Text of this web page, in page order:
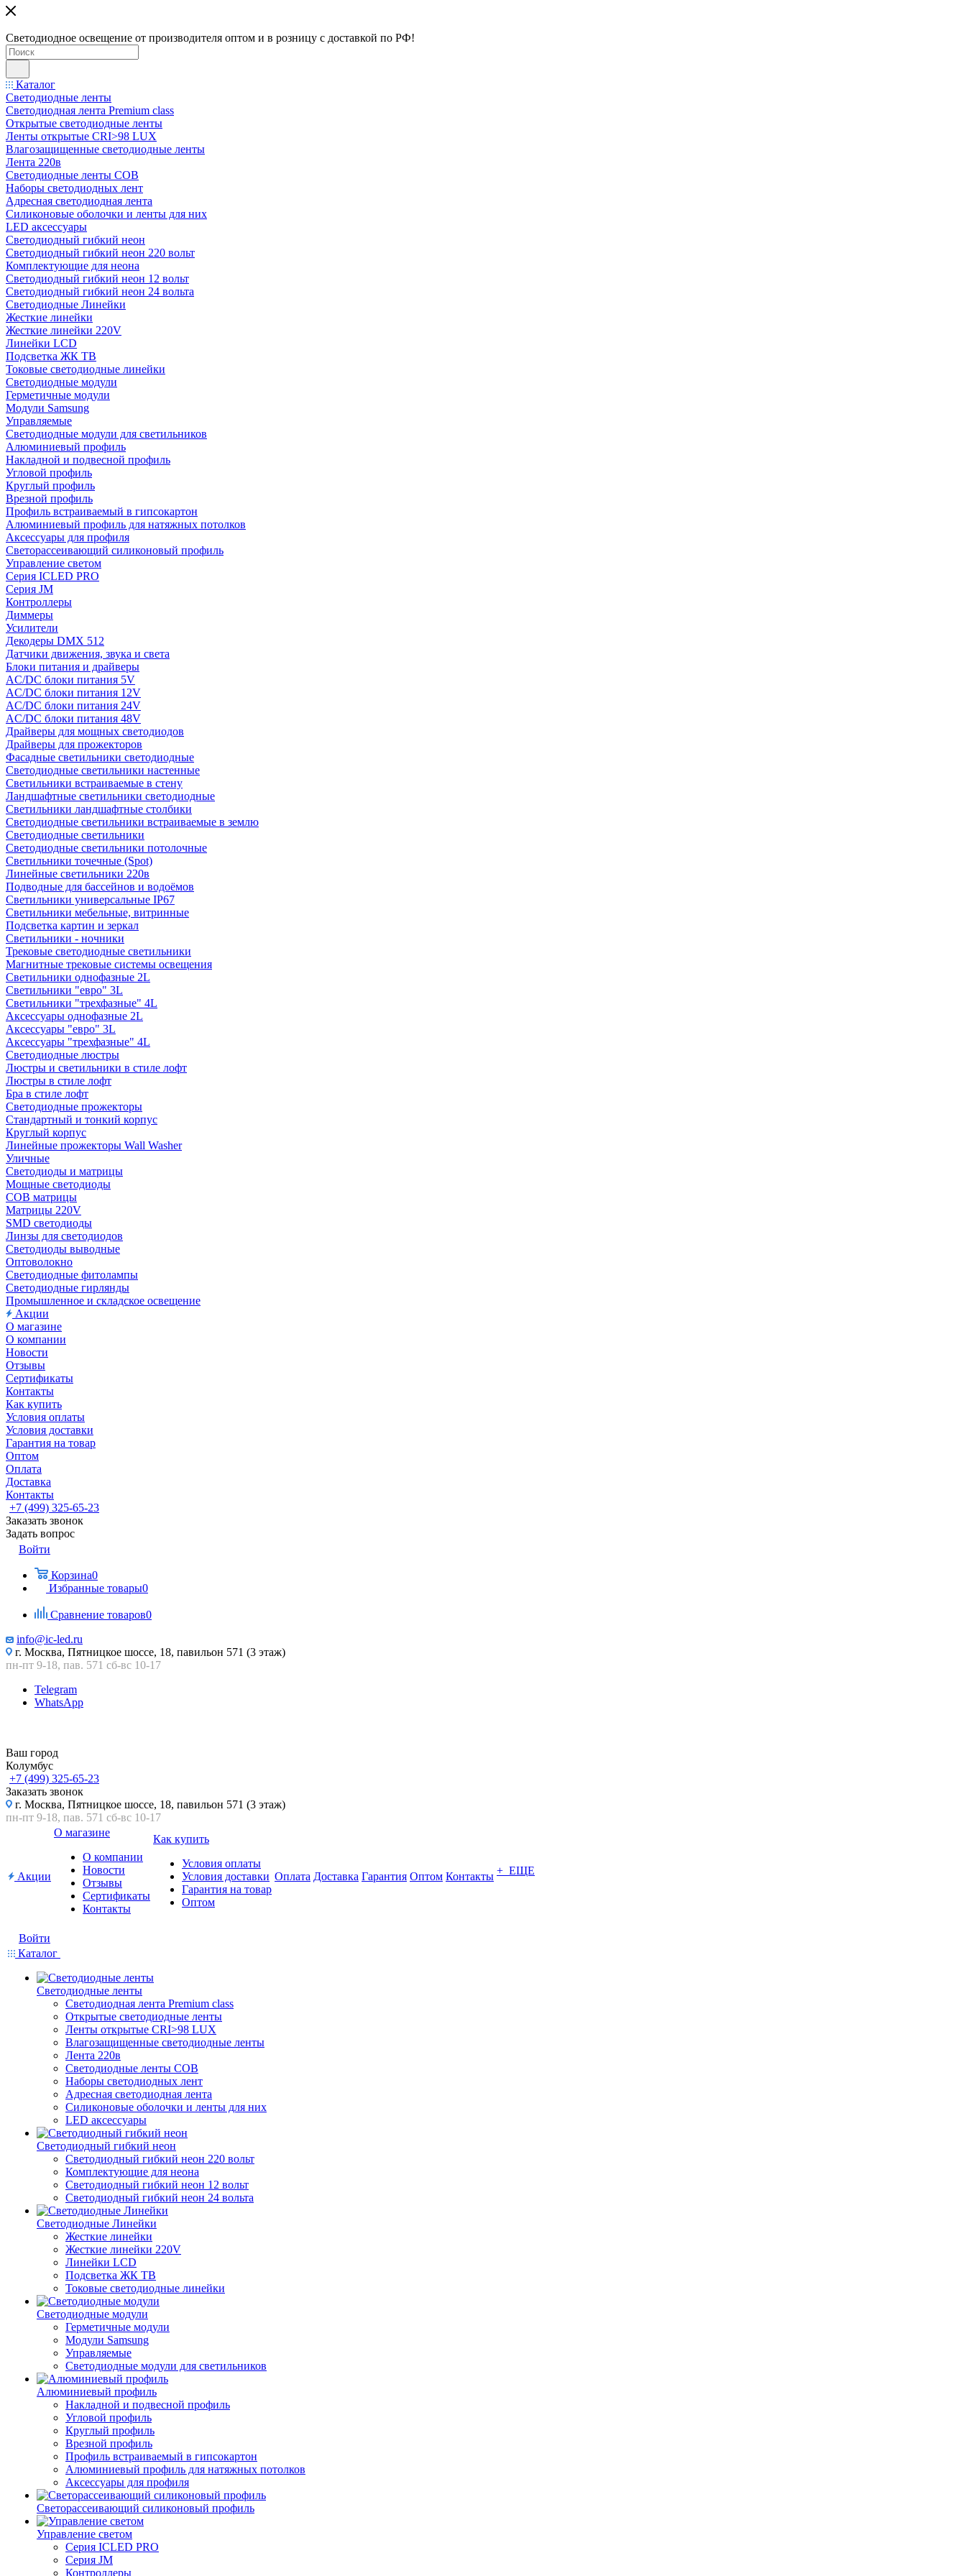
Светодиодное освещение от производителя оптом и в розницу с доставкой по РФ!
Каталог
Светодиодные ленты
Светодиодная лента Premium class
Открытые светодиодные ленты
Ленты открытые CRI>98 LUX
Влагозащищенные светодиодные ленты
Лента 220в
Светодиодные ленты COB
Наборы светодиодных лент
Адресная светодиодная лента
Силиконовые оболочки и ленты для них
LED аксессуары
Светодиодный гибкий неон
Светодиодный гибкий неон 220 вольт
Комплектующие для неона
Светодиодный гибкий неон 12 вольт
Светодиодный гибкий неон 24 вольта
Светодиодные Линейки
Жесткие линейки
Жесткие линейки 220V
Линейки LCD
Подсветка ЖК ТВ
Токовые светодиодные линейки
Светодиодные модули
Герметичные модули
Модули Samsung
Управляемые
Светодиодные модули для светильников
Алюминиевый профиль
Накладной и подвесной профиль
Угловой профиль
Круглый профиль
Врезной профиль
Профиль встраиваемый в гипсокартон
Алюминиевый профиль для натяжных потолков
Аксессуары для профиля
Светорассеивающий силиконовый профиль
Управление светом
Серия ICLED PRO
Серия JM
Контроллеры
Диммеры
Усилители
Декодеры DMX 512
Датчики движения, звука и света
Блоки питания и драйверы
AC/DC блоки питания 5V
AC/DC блоки питания 12V
AC/DC блоки питания 24V
AC/DC блоки питания 48V
Драйверы для мощных светодиодов
Драйверы для прожекторов
Фасадные светильники светодиодные
Светодиодные светильники настенные
Светильники встраиваемые в стену
Ландшафтные светильники светодиодные
Светильники ландшафтные столбики
Светодиодные светильники встраиваемые в землю
Светодиодные светильники
Светодиодные светильники потолочные
Светильники точечные (Spot)
Линейные светильники 220в
Подводные для бассейнов и водоёмов
Светильники универсальные IP67
Светильники мебельные, витринные
Подсветка картин и зеркал
Светильники - ночники
Трековые светодиодные светильники
Магнитные трековые системы освещения
Светильники однофазные 2L
Светильники "евро" 3L
Светильники "трехфазные" 4L
Аксессуары однофазные 2L
Аксессуары "евро" 3L
Аксессуары "трехфазные" 4L
Светодиодные люстры
Люстры и светильники в стиле лофт
Люстры в стиле лофт
Бра в стиле лофт
Светодиодные прожекторы
Стандартный и тонкий корпус
Круглый корпус
Линейные прожекторы Wall Washer
Уличные
Светодиоды и матрицы
Мощные светодиоды
COB матрицы
Матрицы 220V
SMD светодиоды
Линзы для светодиодов
Светодиоды выводные
Оптоволокно
Светодиодные фитолампы
Светодиодные гирлянды
Промышленное и складское освещение
Акции
О магазине
О компании
Новости
Отзывы
Сертификаты
Контакты
Как купить
Условия оплаты
Условия доставки
Гарантия на товар
Оптом
Оплата
Доставка
Контакты
+7 (499) 325-65-23
Заказать звонок
Задать вопрос
Войти
Корзина0
Избранные товары0
Сравнение товаров0
info@ic-led.ru
г. Москва, Пятницкое шоссе, 18, павильон 571 (3 этаж)
пн-пт 9-18, пав. 571 сб-вс 10-17
Telegram
WhatsApp
Ваш город
Колумбус
+7 (499) 325-65-23
Заказать звонок
г. Москва, Пятницкое шоссе, 18, павильон 571 (3 этаж)
пн-пт 9-18, пав. 571 сб-вс 10-17
Акции
О магазине
О компании
Новости
Отзывы
Сертификаты
Контакты
Как купить
Условия оплаты
Условия доставки
Гарантия на товар
Оптом
Оплата Доставка Гарантия Оптом Контакты + ЕЩЕ
Войти
Каталог
Светодиодные ленты
Светодиодная лента Premium class
Открытые светодиодные ленты
Ленты открытые CRI>98 LUX
Влагозащищенные светодиодные ленты
Лента 220в
Светодиодные ленты COB
Наборы светодиодных лент
Адресная светодиодная лента
Силиконовые оболочки и ленты для них
LED аксессуары
Светодиодный гибкий неон
Светодиодный гибкий неон 220 вольт
Комплектующие для неона
Светодиодный гибкий неон 12 вольт
Светодиодный гибкий неон 24 вольта
Светодиодные Линейки
Жесткие линейки
Жесткие линейки 220V
Линейки LCD
Подсветка ЖК ТВ
Токовые светодиодные линейки
Светодиодные модули
Герметичные модули
Модули Samsung
Управляемые
Светодиодные модули для светильников
Алюминиевый профиль
Накладной и подвесной профиль
Угловой профиль
Круглый профиль
Врезной профиль
Профиль встраиваемый в гипсокартон
Алюминиевый профиль для натяжных потолков
Аксессуары для профиля
Светорассеивающий силиконовый профиль
Управление светом
Серия ICLED PRO
Серия JM
Контроллеры